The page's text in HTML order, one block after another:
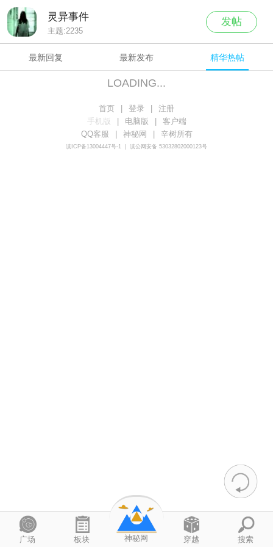
灵异事件
主题:2235
发帖
最新回复 最新发布 精华热帖
LOADING...
首页 | 登录 |
注册
手机版
| 电脑版 |
客户端
QQ客服
| 神秘网 | 辛树所有
滇ICP备13004447号-1 滇公网安备 53032802000123号
广场 板块 神秘网 穿越 搜索